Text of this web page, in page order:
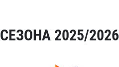
2025/2026